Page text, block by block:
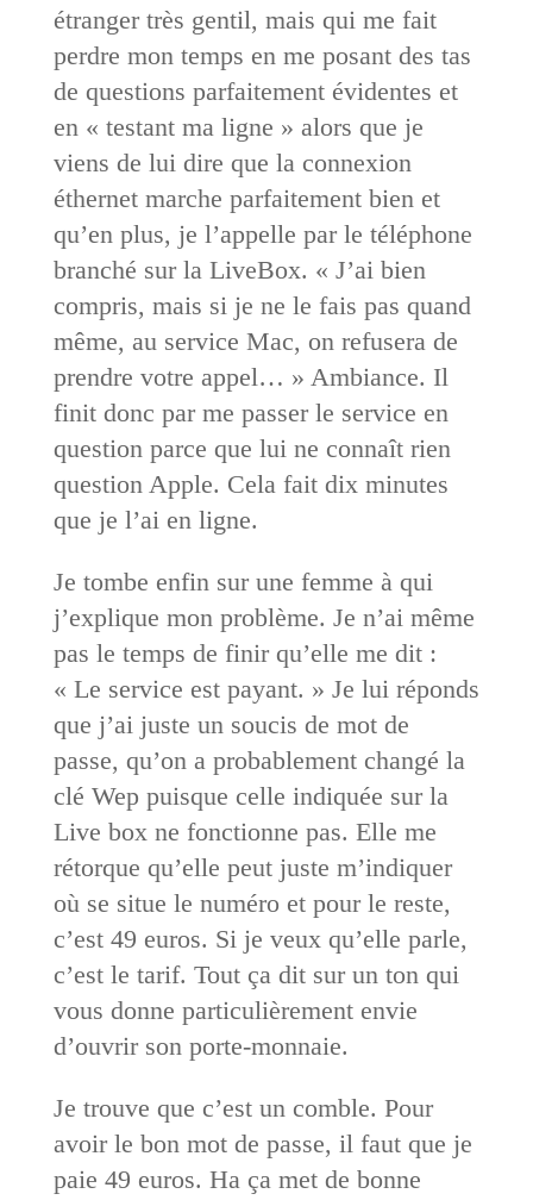
étranger très gentil, mais qui me fait
perdre mon temps en me posant des tas
de questions parfaitement évidentes et
en « testant ma ligne » alors que je
viens de lui dire que la connexion
éthernet marche parfaitement bien et
qu’en plus, je l’appelle par le téléphone
branché sur la LiveBox. « J’ai bien
compris, mais si je ne le fais pas quand
même, au service Mac, on refusera de
prendre votre appel… » Ambiance. Il
finit donc par me passer le service en
question parce que lui ne connaît rien
question Apple. Cela fait dix minutes
que je l’ai en ligne.
Je tombe enfin sur une femme à qui
j’explique mon problème. Je n’ai même
pas le temps de finir qu’elle me dit :
« Le service est payant. » Je lui réponds
que j’ai juste un soucis de mot de
passe, qu’on a probablement changé la
clé Wep puisque celle indiquée sur la
Live box ne fonctionne pas. Elle me
rétorque qu’elle peut juste m’indiquer
où se situe le numéro et pour le reste,
c’est 49 euros. Si je veux qu’elle parle,
c’est le tarif. Tout ça dit sur un ton qui
vous donne particulièrement envie
d’ouvrir son porte-monnaie.
Je trouve que c’est un comble. Pour
avoir le bon mot de passe, il faut que je
paie 49 euros. Ha ça met de bonne